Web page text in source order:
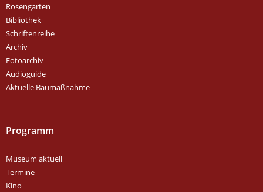
Rosengarten
Bibliothek
Schriftenreihe
Archiv
Fotoarchiv
Audioguide
Aktuelle Baumaßnahme
Programm
Museum aktuell
Termine
Kino